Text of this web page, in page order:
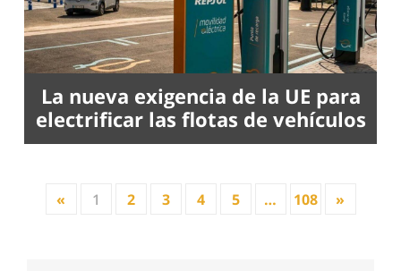
La nueva exigencia de la UE para
electrificar las flotas de vehículos
« 1 2 3 4 5 … 108 »